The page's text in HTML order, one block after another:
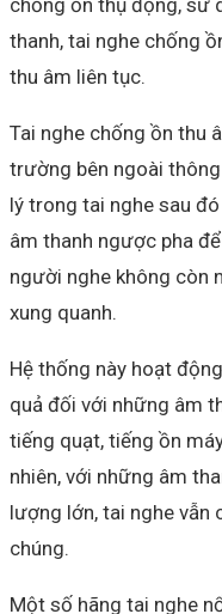
thanh, tai nghe chống
thu âm liên tục.
Tai nghe chống ồn thu
trường bên ngoài
lý trong tai nghe sau
âm thanh ngược pha
người nghe không còn
xung quanh.
Hệ thống này hoạt
quả đối với những âm
tiếng quạt, tiếng ồn
nhiên, với những âm
lượng lớn, tai nghe vẫn
chúng.
Một số hãng tai nghe